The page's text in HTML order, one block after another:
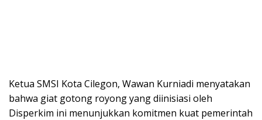
Ketua SMSI Kota Cilegon, Wawan Kurniadi menyatakan
bahwa giat gotong royong yang diinisiasi oleh
Disperkim ini menunjukkan komitmen kuat pemerintah